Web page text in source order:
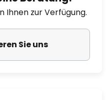
Ihnen zur Verfügung.
Sie uns